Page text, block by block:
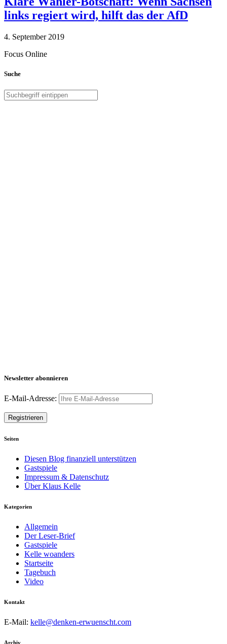
links regiert wird, hilft das der AfD
4. September 2019
Focus Online
Suche
Newsletter abonnieren
E-Mail-Adresse:
Seiten
Diesen Blog finanziell unterstützen
Gastspiele
Impressum & Datenschutz
Über Klaus Kelle
Kategorien
Allgemein
Der Leser-Brief
Gastspiele
Kelle woanders
Startseite
Tagebuch
Video
Kontakt
E-Mail: kelle@denken-erwuenscht.com
Archiv